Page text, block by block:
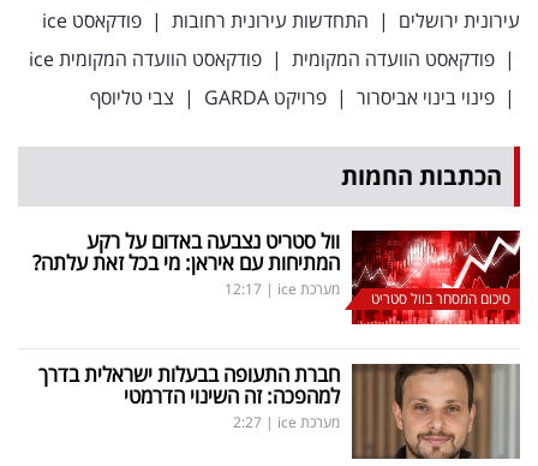
עירונית ירושלים | התחדשות עירונית רחובות | פודקאסט ice
| פודקאסט הוועדה המקומית | פודקאסט הוועדה המקומית ice
| פינוי בינוי אביסרור | פרויקט GARDA | צבי טליוסף
הכתבות החמות
סיכום המסחר בוול סטריט
וול סטריט נצבעה באדום על רקע
המתיחות עם איראן: מי בכל זאת עלתה?
מערכת ice |
12:17
חברת התעופה בבעלות ישראלית בדרך
למהפכה: זה השינוי הדרמטי
מערכת ice |
2:27